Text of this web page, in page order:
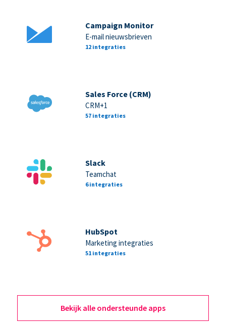
Campaign Monitor
E-mail nieuwsbrieven
12 integraties
Sales Force (CRM)
CRM+1
57 integraties
Slack
Teamchat
6 integraties
HubSpot
Marketing integraties
51 integraties
Bekijk alle ondersteunde apps